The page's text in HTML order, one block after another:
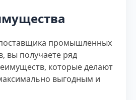
промышленных
вы получаете ряд
которые делают
выгодным и